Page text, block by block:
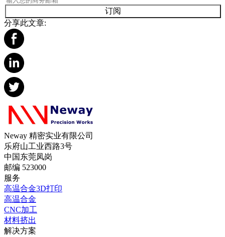
订阅
分享此文章:
Neway 精密实业有限公司
乐府山工业西路3号
中国东莞凤岗
邮编 523000
服务
高温合金3D打印
高温合金
CNC加工
材料挤出
解决方案